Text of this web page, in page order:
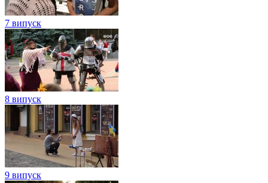
7 випуск
8 випуск
9 випуск